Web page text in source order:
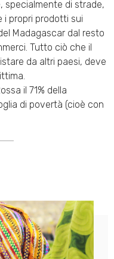
specialmente di strade,
i propri prodotti sui
Madagascar dal resto
Tutto ciò che il
da altri paesi, deve
il 71% della
di povertà (cioè con